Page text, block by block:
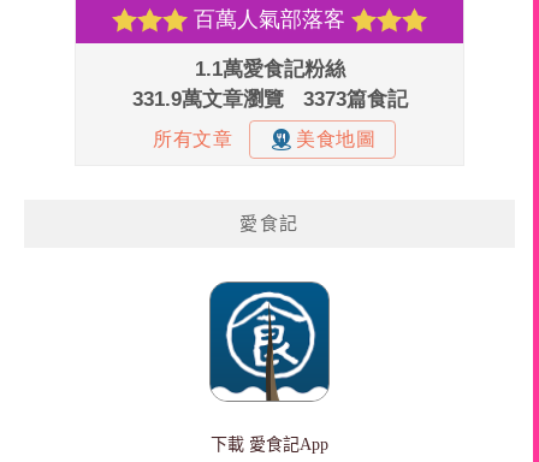
愛食記
下載 愛食記App